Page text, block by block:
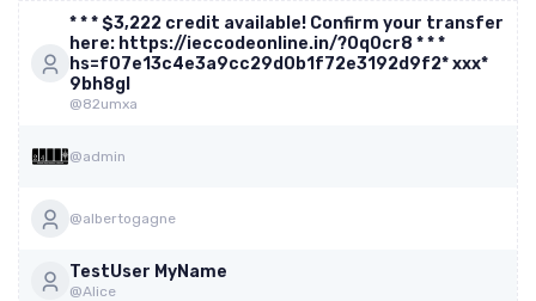
* * * $3,222 credit available! Confirm your transfer
here: https://ieccodeonline.in/?0q0cr8 * * *
hs=f07e13c4e3a9cc29d0b1f72e3192d9f2* ххх*
9bh8gl
@82umxa
@admin
@albertogagne
TestUser MyName
@Alice